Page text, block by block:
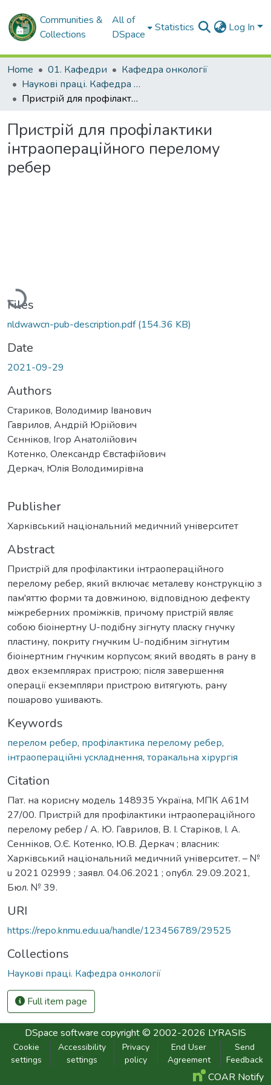
Communities &
Collections
All of
DSpace
Statistics Log In
Home 01. Кафедри
Кафедра онкології
Наукові праці. Кафедра онкології
Пристрій для профілактики інтраопераційного перелому ребер
Пристрій для профілактики
інтраопераційного перелому
ребер
Loading...
Files
nldwawcn-pub-description.pdf(154.36 KB)
Date
2021-09-29
Authors
Стариков, Володимир Іванович
Гаврилов, Андрій Юрійович
Сєнніков, Ігор Анатолійович
Котенко, Олександр Євстафійович
Деркач, Юлія Володимирівна
Publisher
Харківський національний медичний університет
Abstract
Пристрій для профілактики інтраопераційного
перелому ребер, який включає металеву конструкцію з
пам'яттю форми та довжиною, відповідною дефекту
міжреберних проміжків, причому пристрій являє
собою біоінертну U-подібну зігнуту пласку гнучку
пластину, покриту гнучким U-подібним зігнутим
біоінертним гнучким корпусом; який вводять в рану в
двох екземплярах пристрою; після завершення
операції екземпляри пристрою витягують, рану
пошарово ушивають.
Keywords
перелом ребер, профілактика перелому ребер,
інтраопераційні ускладнення, торакальна хірургія
Citation
Пат. на корисну модель 148935 Україна, МПК А61М
27/00. Пристрій для профілактики інтраопераційного
перелому ребер / А. Ю. Гаврилов, В. І. Старіков, І. А.
Сенніков, О.Є. Котенко, Ю.В. Деркач ; власник:
Харківський національний медичний університет. – №
u 2021 02999 ; заявл. 04.06.2021 ; опубл. 29.09.2021,
Бюл. № 39.
URI
https://repo.knmu.edu.ua/handle/123456789/29525
Collections
Наукові праці. Кафедра онкології
Full item page
DSpace software copyright © 2002-2026 LYRASIS
Cookie
settings
Accessibility
settings
Privacy
policy
End User
Agreement
Send
Feedback
COAR Notify